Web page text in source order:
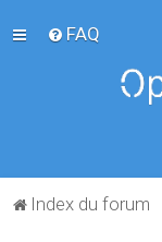
FAQ
Index du forum